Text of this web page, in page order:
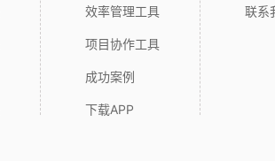
效率管理工具
项目协作工具
成功案例
下载APP
联系